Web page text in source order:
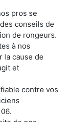
pros se
conseils de
de rongeurs.
à nos
la cause de
et
contre vos